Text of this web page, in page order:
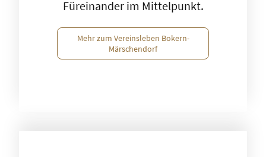
Füreinander im Mittelpunkt.
Mehr zum Vereinsleben Bokern-
Märschendorf